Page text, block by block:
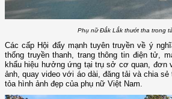
Phụ nữ Đắk Lắk thướt tha trong
Các cấp Hội đẩy mạnh tuyên truyền về ý
thống truyền thanh, trang thông tin điện tử,
khẩu hiệu hưởng ứng tại trụ sở cơ quan, đơn
ảnh, quay video với áo dài, đăng tải và chia sẻ
tỏa hình ảnh đẹp của phụ nữ Việt Nam.